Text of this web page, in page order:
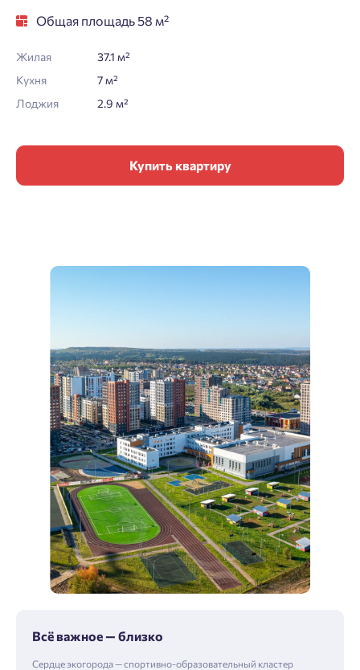
Общая площадь 58 м²
Жилая
37.1 м²
Кухня
7 м²
Лоджия
2.9 м²
Купить квартиру
Всё важное — близко
Сердце экогорода — спортивно-образовательный кластер